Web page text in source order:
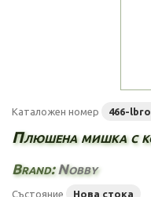
Каталожен номер 466-
Плюшена мишка с
Brand:Nobby
Състояние Нова стока